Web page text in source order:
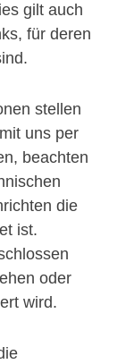
gilt auch
für deren
stellen
uns per
beachten
die
ist.
oder
wird.